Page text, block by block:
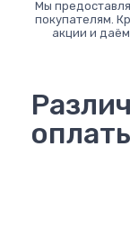
Мы
покупателям.
акции и